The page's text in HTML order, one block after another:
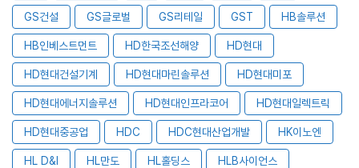
GS건설 GS글로벌 GS리테일 GST HB솔루션
HB인베스트먼트 HD한국조선해양 HD현대
HD현대건설기계 HD현대마린솔루션 HD현대미포
HD현대에너지솔루션 HD현대인프라코어 HD현대일렉트릭
HD현대중공업 HDC HDC현대산업개발 HK이노엔
HL D&I HL만도 HL홀딩스 HLB사이언스